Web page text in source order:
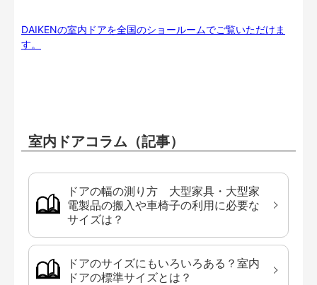
DAIKENの室内ドアを全国のショールームでご覧いただけま
す。
室内ドアコラム（記事）
ドアの幅の測り方 大型家具・大型家
電製品の搬入や車椅子の利用に必要な
サイズは？
ドアのサイズにもいろいろある？室内
ドアの標準サイズとは？